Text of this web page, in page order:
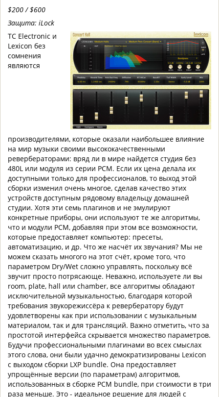
$200 / $600
Защита: iLock
TC Electronic и
Lexicon без
сомнения
являются
производителями, которые оказали наибольшее влияние
на мир музыки своими высококачественными
ревербераторами: вряд ли в мире найдется студия без
480L или модуля из серии PCM. Если их цена делала их
доступными только для профессионалов, то выход этой
сборки изменил очень многое, сделав качество этих
устройств доступным рядовому владельцу домашней
студии. Хотя эти семь плагинов и не эмулируют
конкретные приборы, они используют те же алгоритмы,
что и модули PCM, добавляя при этом все возможности,
которые предоставляет компьютер: пресеты,
автоматизацию, и др. Что же насчёт их звучания? Мы не
можем сказать многого на этот счёт, кроме того, что
параметром Dry/Wet сложно управлять, поскольку всё
звучит просто потрясающе. Неважно, используете ли вы
room, plate, hall или chamber, все алгоритмы обладают
исключительной музыкальностью, благодаря которой
требования звукорежиссёра к ревербератору будут
удовлетворены как при использовании с музыкальным
материалом, так и для трансляций. Важно отметить, что за
простотой интерфейса скрывается множество параметров.
Будучи профессиональными плагинами во всех смыслах
этого слова, они были удачно демократизированы Lexicon
с выходом сборки LXP bundle. Она предоставляет
упрощённые версии (по параметрам) алгоритмов,
использованных в сборке PCM bundle, при стоимости в три
раза меньше. Это - идеальное решение для людей с